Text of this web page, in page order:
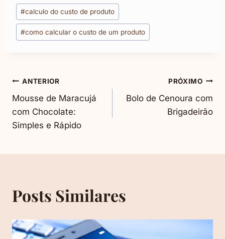
Você Deve
Evitar
Tags
do
Post:
#calculo do custo de produto
#como calcular o custo de um produto
Navegação
De
Post
ANTERIOR
Mousse de Maracujá
com Chocolate:
Simples e Rápido
PRÓXIMO
Bolo de Cenoura com
Brigadeirão
Posts Similares